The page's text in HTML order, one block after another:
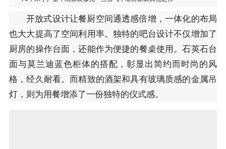
开放式设计让餐厨空间通透感倍增，一体化的布局
也大大提高了空间利用率。独特的吧台设计不仅增加了
厨房的操作台面，还能作为便捷的餐桌使用。石英石台
面与莫兰迪蓝色柜体的搭配，彰显出简约而时尚的风
格，经久耐看。而精致的酒架和具有玻璃质感的金属吊
灯，则为用餐增添了一份独特的仪式感。